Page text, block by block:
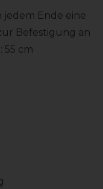
jedem Ende eine
Befestigung an
55 cm